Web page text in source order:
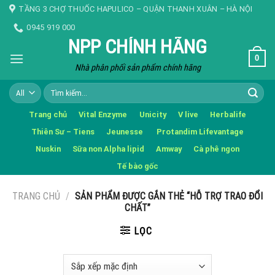
Skip TẦNG 3 CHỢ THUỐC HAPULICO – QUẬN THANH XUÂN – HÀ NỘI
0945 919 000
NPP CHÍNH HÃNG
Nhà phân phối sản phẩm chính hãng
0
Tìm
kiếm:
Trang chủ Vital Enzyme Unicity V live
Herbalife
Thiên Sư – Tiens
Jeunesse
Protandim Lifevantage
Nuskin
Sữa non Alpha lipid Amway
Cà phê ngon
Tế bào gốc
TRANG CHỦ / SẢN PHẨM ĐƯỢC GẮN THẺ “HỖ TRỢ TRAO ĐỔI
CHẤT”
LỌC